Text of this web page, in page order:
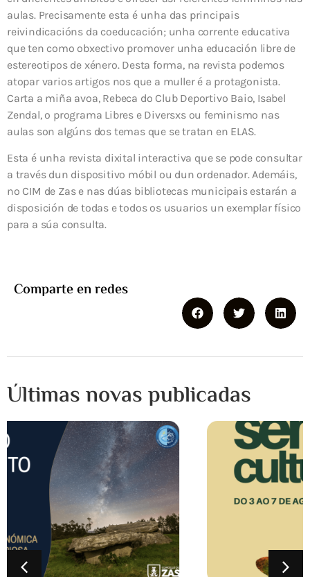
aulas. Precisamente esta é unha das principais
reivindicacións da coeducación; unha corrente educativa
que ten como obxectivo promover unha educación libre de
estereotipos de xénero. Desta forma, na revista podemos
atopar varios artigos nos que a muller é a protagonista.
Carta a miña avoa, Rebeca do Club Deportivo Baio, Isabel
Zendal, o programa Libres e Diversxs ou feminismo nas
aulas son algúns dos temas que se tratan en ELAS.
Esta é unha revista dixital interactiva que se pode consultar
a través dun dispositivo móbil ou dun ordenador. Ademáis,
no CIM de Zas e nas dúas bibliotecas municipais estarán a
disposición de todas e todos os usuarios un exemplar físico
para a súa consulta.
Comparte en redes
Últimas novas publicadas